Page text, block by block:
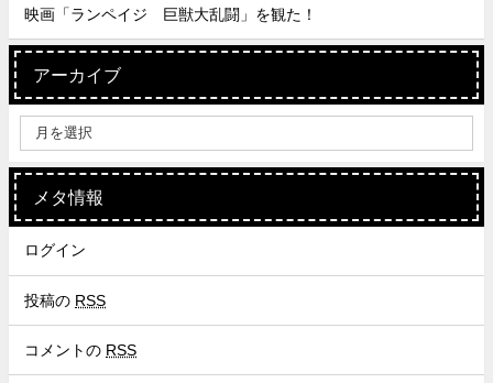
映画「ランペイジ 巨獣大乱闘」を観た！
アーカイブ
メタ情報
ログイン
投稿の RSS
コメントの RSS